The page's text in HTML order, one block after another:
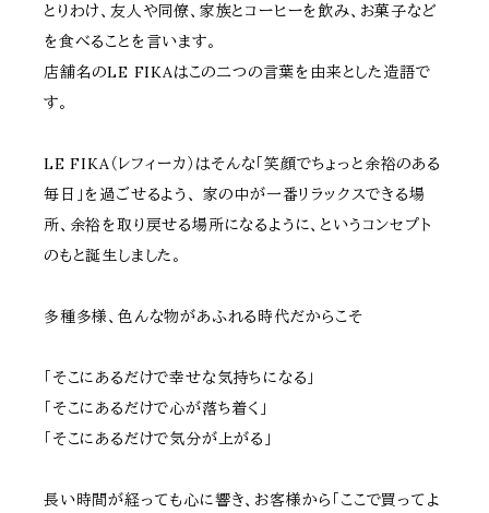
とりわけ、友人や同僚、家族とコーヒーを飲み、お菓子など
を食べることを言います。
店舗名のLE FIKAはこの二つの言葉を由来とした造語で
す。
LE FIKA（レフィーカ）はそんな「笑顔でちょっと余裕のある
毎日」を過ごせるよう、 家の中が一番リラックスできる場
所、余裕を取り戻せる場所になるように、というコンセプト
のもと誕生しました。
多種多様、色んな物があふれる時代だからこそ
「そこにあるだけで幸せな気持ちになる」
「そこにあるだけで心が落ち着く」
「そこにあるだけで気分が上がる」
長い時間が経っても心に響き、お客様から「ここで買ってよ